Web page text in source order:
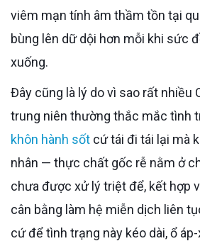
viêm mạn tính âm thầm tồn tại
bùng lên dữ dội hơn mỗi khi sức
xuống.
Đây cũng là lý do vì sao rất nhiều Cô Chú ở độ tuổi
trung niên thường thắc mắc tình
khôn hành sốt cứ tái đi tái lại mà
nhân — thực chất gốc rễ nằm ở
chưa được xử lý triệt để, kết hợp
cân bằng làm hệ miễn dịch liên
cứ để tình trạng này kéo dài, ổ